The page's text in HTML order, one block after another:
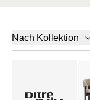
Nach Kollektion